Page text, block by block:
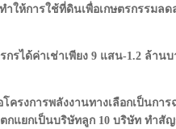
ำให้การใช้ที่ดินเพื่อเกษตรกรรมลด
รได้ค่าเช่าเพียง 9 แสน-1.2 ล้าน
รงการพลังงานทางเลือกเป็นการ
กแยกเป็นบริษัทลูก 10 บริษัท ทำสั